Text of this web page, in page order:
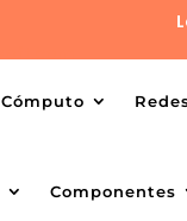
Cómputo
Componentes